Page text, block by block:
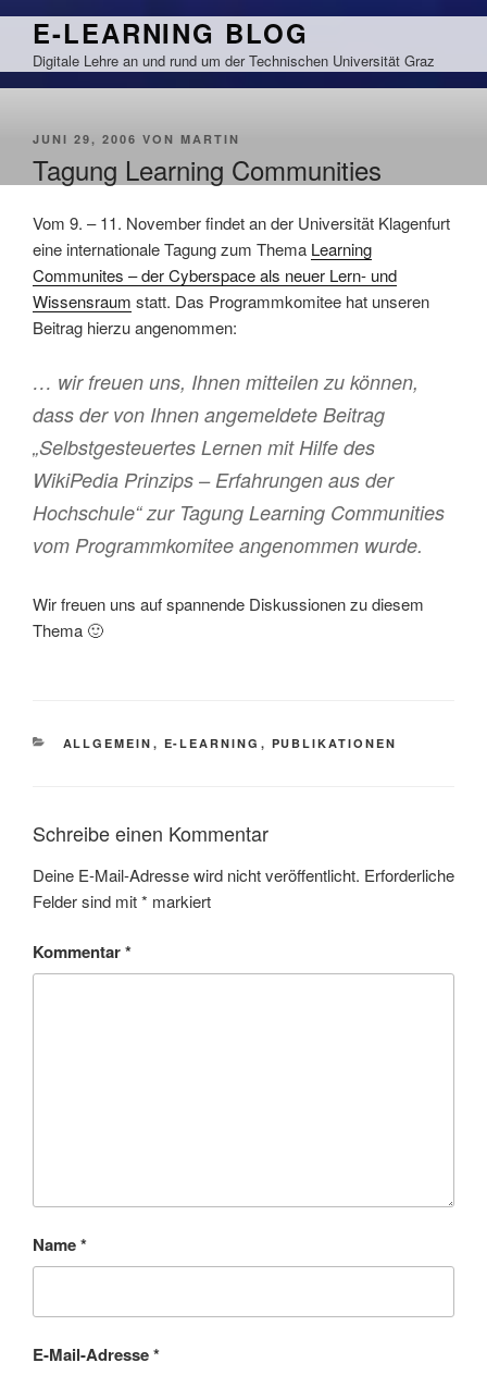
Zum
springen
E-LEARNING BLOG
Digitale Lehre an und rund um der Technischen Universität Graz
VERÖFFENTLICHT
JUNI 29, 2006 VON MARTIN
Tagung Learning Communities
Vom 9. – 11. November findet an der Universität Klagenfurt
eine internationale Tagung zum Thema Learning
Communites – der Cyberspace als neuer Lern- und
Wissensraum statt. Das Programmkomitee hat unseren
Beitrag hierzu angenommen:
… wir freuen uns, Ihnen mitteilen zu können,
dass der von Ihnen angemeldete Beitrag
„Selbstgesteuertes Lernen mit Hilfe des
WikiPedia Prinzips – Erfahrungen aus der
Hochschule“ zur Tagung Learning Communities
vom Programmkomitee angenommen wurde.
Wir freuen uns auf spannende Diskussionen zu diesem
Thema 🙂
KATEGORIEN
ALLGEMEIN , E-LEARNING , PUBLIKATIONEN
Schreibe einen Kommentar
Deine E-Mail-Adresse wird nicht veröffentlicht. Erforderliche
Felder sind mit* markiert
Kommentar*
Name*
E-Mail-Adresse*